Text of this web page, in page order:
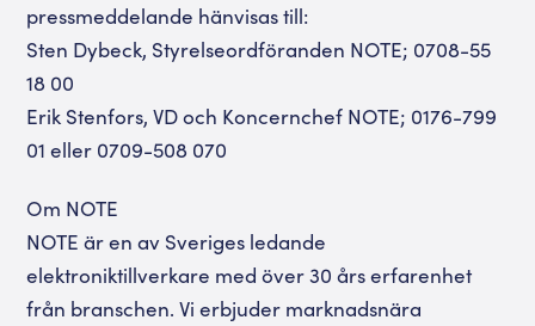
pressmeddelande hänvisas till:
Sten Dybeck, Styrelseordföranden NOTE; 0708-55
18 00
Erik Stenfors, VD och Koncernchef NOTE; 0176-799
01 eller 0709-508 070
Om NOTE
NOTE är en av Sveriges ledande
elektroniktillverkare med över 30 års erfarenhet
från branschen. Vi erbjuder marknadsnära